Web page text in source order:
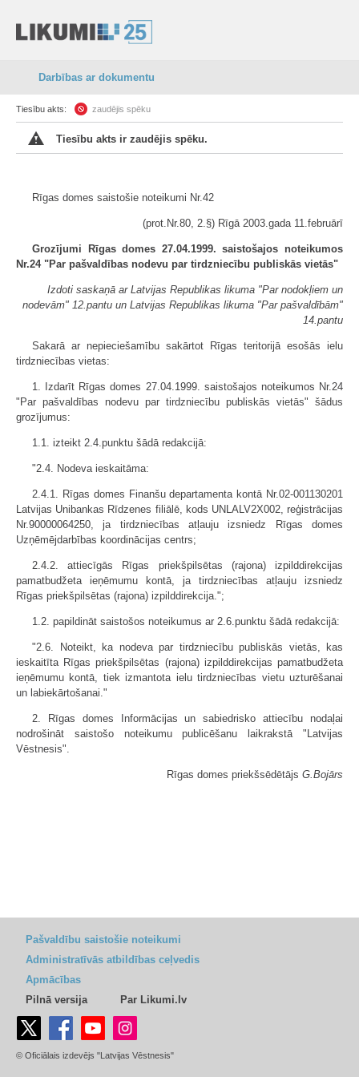
Darbības ar dokumentu
Tiesību akts: zaudējis spēku
Tiesību akts ir zaudējis spēku.
Rīgas domes saistošie noteikumi Nr.42
(prot.Nr.80, 2.§) Rīgā 2003.gada 11.februārī
Grozījumi Rīgas domes 27.04.1999. saistošajos noteikumos
Nr.24 "Par pašvaldības nodevu par tirdzniecību publiskās vietās"
Izdoti saskaņā ar Latvijas Republikas likuma "Par nodokļiem un
nodevām" 12.pantu un Latvijas Republikas likuma "Par pašvaldībām"
14.pantu
Sakarā ar nepieciešamību sakārtot Rīgas teritorijā esošās ielu
tirdzniecības vietas:
1. Izdarīt Rīgas domes 27.04.1999. saistošajos noteikumos Nr.24
"Par pašvaldības nodevu par tirdzniecību publiskās vietās" šādus
grozījumus:
1.1. izteikt 2.4.punktu šādā redakcijā:
"2.4. Nodeva ieskaitāma:
2.4.1. Rīgas domes Finanšu departamenta kontā Nr.02-001130201
Latvijas Unibankas Rīdzenes filiālē, kods UNLALV2X002, reģistrācijas
Nr.90000064250, ja tirdzniecības atļauju izsniedz Rīgas domes
Uzņēmējdarbības koordinācijas centrs;
2.4.2. attiecīgās Rīgas priekšpilsētas (rajona) izpilddirekcijas
pamatbudžeta ieņēmumu kontā, ja tirdzniecības atļauju izsniedz
Rīgas priekšpilsētas (rajona) izpilddirekcija.";
1.2. papildināt saistošos noteikumus ar 2.6.punktu šādā redakcijā:
"2.6. Noteikt, ka nodeva par tirdzniecību publiskās vietās, kas
ieskaitīta Rīgas priekšpilsētas (rajona) izpilddirekcijas pamatbudžeta
ieņēmumu kontā, tiek izmantota ielu tirdzniecības vietu uzturēšanai
un labiekārtošanai."
2. Rīgas domes Informācijas un sabiedrisko attiecību nodaļai
nodrošināt saistošo noteikumu publicēšanu laikrakstā "Latvijas
Vēstnesis".
Rīgas domes priekšsēdētājs G.Bojārs
Pašvaldību saistošie noteikumi
Administratīvās atbildības ceļvedis
Apmācības
Pilnā versija
Par Likumi.lv
© Oficiālais izdevējs "Latvijas Vēstnesis"